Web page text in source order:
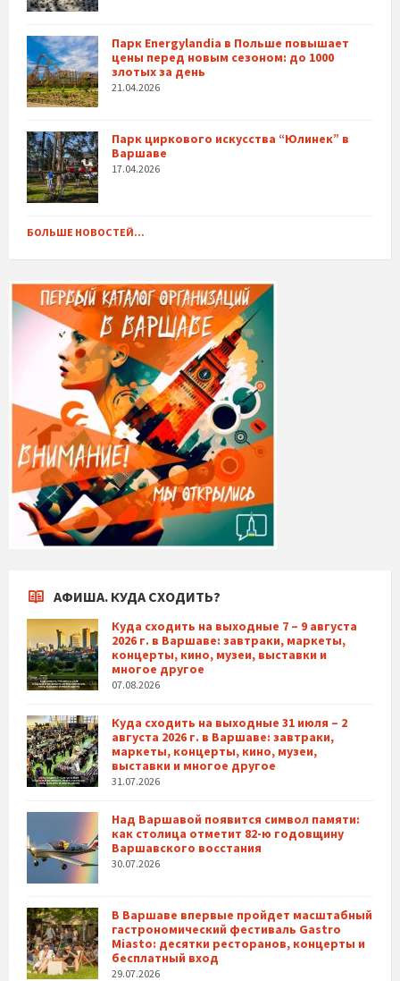
Парк Energylandia в Польше повышает
цены перед новым сезоном: до 1000
злотых за день
21.04.2026
Парк циркового искусства “Юлинек” в
Варшаве
17.04.2026
БОЛЬШЕ НОВОСТЕЙ...
АФИША. КУДА СХОДИТЬ?
Куда сходить на выходные 7 – 9 августа
2026 г. в Варшаве: завтраки, маркеты,
концерты, кино, музеи, выставки и
многое другое
07.08.2026
Куда сходить на выходные 31 июля – 2
августа 2026 г. в Варшаве: завтраки,
маркеты, концерты, кино, музеи,
выставки и многое другое
31.07.2026
Над Варшавой появится символ памяти:
как столица отметит 82-ю годовщину
Варшавского восстания
30.07.2026
В Варшаве впервые пройдет масштабный
гастрономический фестиваль Gastro
Miasto: десятки ресторанов, концерты и
бесплатный вход
29.07.2026